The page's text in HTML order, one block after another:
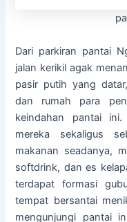
Dari parkiran pantai
jalan kerikil agak
pasir putih yang
dan rumah para
keindahan pantai
mereka sekaligus
makanan seadanya,
softdrink, dan es
terdapat formasi
tempat bersantai
mengunjungi pantai